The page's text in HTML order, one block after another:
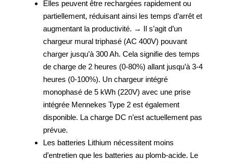
Elles peuvent être rechargées rapidement ou
partiellement, réduisant ainsi les temps d’arrêt et
augmentant la productivité. → Il s’agit d’un
chargeur mural triphasé (AC 400V) pouvant
charger jusqu’à 300 Ah. Cela signifie des temps
de charge de 2 heures (0-80%) allant jusqu’à 3-4
heures (0-100%). Un chargeur intégré
monophasé de 5 kWh (220V) avec une prise
intégrée Mennekes Type 2 est également
disponible. La charge DC n’est actuellement pas
prévue.
Les batteries Lithium nécessitent moins
d’entretien que les batteries au plomb-acide. Le